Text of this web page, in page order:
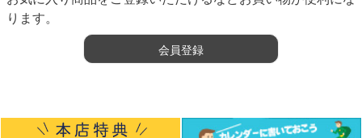
ります。
会員登録